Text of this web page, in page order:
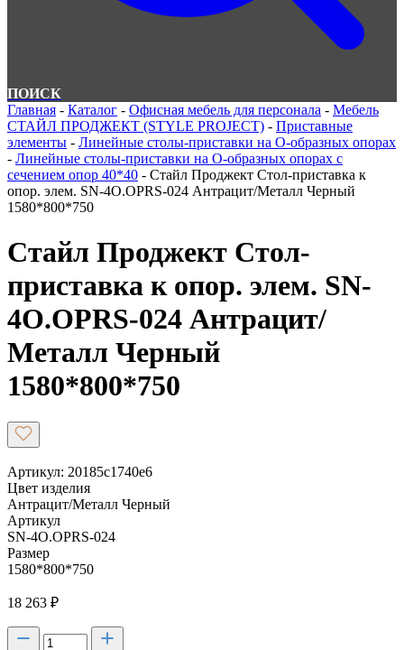
ПОИСК
Главная - Каталог - Офисная мебель для персонала - Мебель
СТАЙЛ ПРОДЖЕКТ (STYLE PROJECT) - Приставные
элементы - Линейные столы-приставки на О-образных опорах
- Линейные столы-приставки на О-образных опорах с
сечением опор 40*40 - Стайл Проджект Стол-приставка к
опор. элем. SN-4O.OPRS-024 Антрацит/Металл Черный
1580*800*750
Стайл Проджект Стол-
приставка к опор. элем. SN-
4O.OPRS-024 Антрацит/
Металл Черный
1580*800*750
Артикул: 20185c1740e6
Цвет изделия
Антрацит/Металл Черный
Артикул
SN-4O.OPRS-024
Размер
1580*800*750
18 263 ₽